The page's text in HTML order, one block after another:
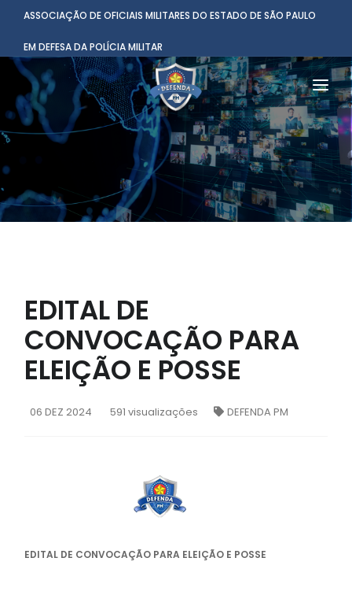
ASSOCIAÇÃO DE OFICIAIS MILITARES DO ESTADO DE SÃO PAULO
EM DEFESA DA POLÍCIA MILITAR
HOME
BENEFÍCIOS
CONTATO
ASSOCIADO
EDITAL DE
CONVOCAÇÃO PARA
ELEIÇÃO E POSSE
06 DEZ 2024 591 visualizações DEFENDA PM
EDITAL DE CONVOCAÇÃO PARA ELEIÇÃO E POSSE